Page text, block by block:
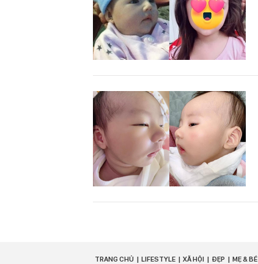
TRANG CHỦ LIFESTYLE XÃ HỘI ĐẸP MẸ & BÉ